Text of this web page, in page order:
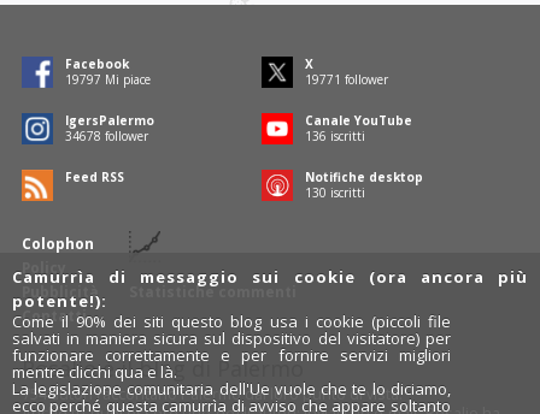
Colophon
Policy
Pubblicità
Contatti
Statistiche commenti
Facebook
19797 Mi piace
X
19771 follower
IgersPalermo
34678 follower
Canale YouTube
136 iscritti
Feed RSS
Notifiche desktop
130 iscritti
Rosalio è il blog di Palermo
754 autoriraccontano Palermo dal loro punto di vista.
Camurrìa di messaggio sui cookie (ora ancora più
potente!):
Come il 90% dei siti questo blog usa i cookie (piccoli file
salvati in maniera sicura sul dispositivo del visitatore) per
funzionare correttamente e per fornire servizi migliori
mentre clicchi qua e là.
La legislazione comunitaria dell'Ue vuole che te lo diciamo,
ecco perché questa camurrìa di avviso che appare soltanto